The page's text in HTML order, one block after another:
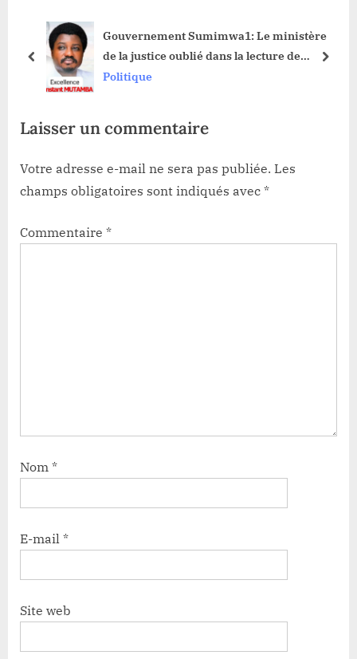
o
:
s
Gouvernement Sumimwa1: Le ministère
de la justice oublié dans la lecture de
l’ordonnance revient à l’opposant
Politique
prev next
Laisser un commentaire
Votre adresse e-mail ne sera pas publiée. Les
champs obligatoires sont indiqués avec *
Commentaire *
Nom *
E-mail *
Site web